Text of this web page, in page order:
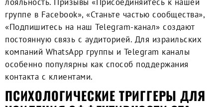
лояльность. Призывы «Присоединяйтесь к нашей
группе в Facebook», «Станьте частью сообщества»,
«Подпишитесь на наш Telegram-канал» создают
постоянную связь с аудиторией. Для израильских
компаний WhatsApp группы и Telegram каналы
особенно популярны как способ поддержания
контакта с клиентами.
ПСИХОЛОГИЧЕСКИЕ ТРИГГЕРЫ ДЛЯ